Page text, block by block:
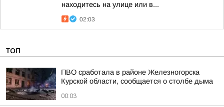
находитесь на улице или в...
02:03
ТОП
ПВО сработала в районе Железногорска
Курской области, сообщается о столбе дыма
00:03